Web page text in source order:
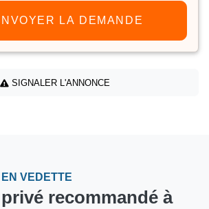
LA DEMANDE
SIGNALER L'ANNONCE
VEDETTE
recommandé à